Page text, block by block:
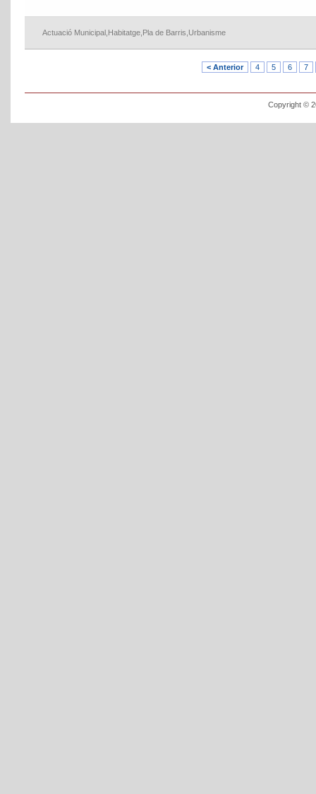
Actuació Municipal Habitatge Pla de Barris Urbanisme
< Anterior 4 5 6 7
Copyright ©